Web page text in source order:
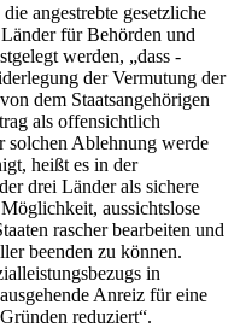
angestrebte gesetzliche
für Behörden und
werden, „dass -
der Vermutung der
dem Staatsangehörigen
als offensichtlich
solchen Ablehnung werde
heißt es in der
drei Länder als sichere
aussichtslose
rascher bearbeiten und
beenden zu können.
in
Anreiz für eine
reduziert“.